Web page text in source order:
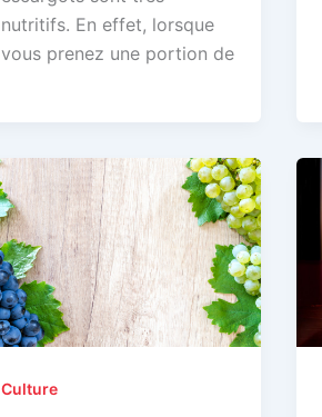
nutritifs. En effet, lorsque
vous prenez une portion de
Culture